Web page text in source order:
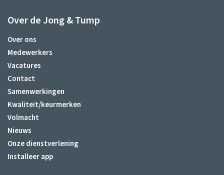
Over de Jong & Tump
Over ons
Medewerkers
Vacatures
Contact
Samenwerkingen
Kwaliteit/keurmerken
Volmacht
Nieuws
Onze dienstverlening
Installeer app